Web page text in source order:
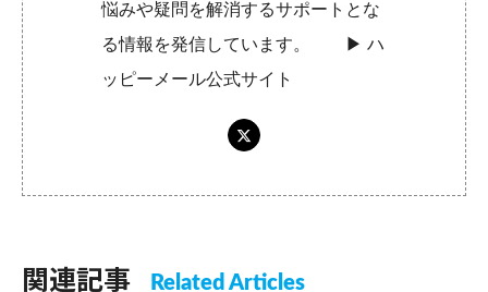
悩みや疑問を解消するサポートとな
る情報を発信しています。 ▶︎ハ
ッピーメール公式サイト
関連記事 Related Articles